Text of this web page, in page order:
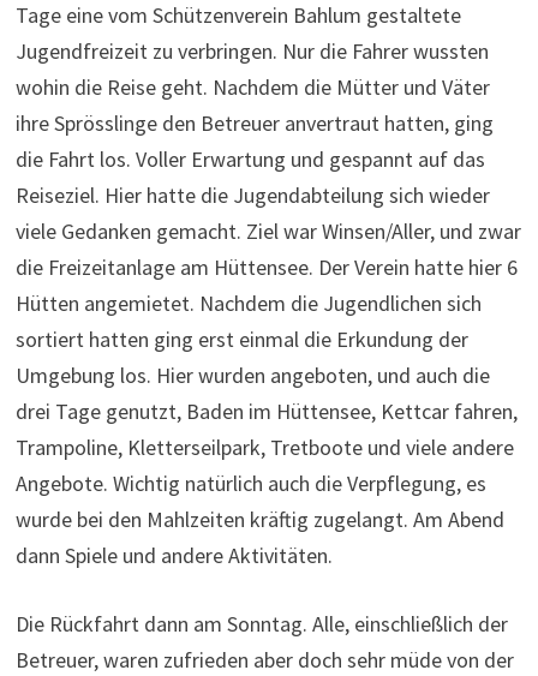
Tage eine vom Schützenverein Bahlum gestaltete
Jugendfreizeit zu verbringen. Nur die Fahrer wussten
wohin die Reise geht. Nachdem die Mütter und Väter
ihre Sprösslinge den Betreuer anvertraut hatten, ging
die Fahrt los. Voller Erwartung und gespannt auf das
Reiseziel. Hier hatte die Jugendabteilung sich wieder
viele Gedanken gemacht. Ziel war Winsen/Aller, und zwar
die Freizeitanlage am Hüttensee. Der Verein hatte hier 6
Hütten angemietet. Nachdem die Jugendlichen sich
sortiert hatten ging erst einmal die Erkundung der
Umgebung los. Hier wurden angeboten, und auch die
drei Tage genutzt, Baden im Hüttensee, Kettcar fahren,
Trampoline, Kletterseilpark, Tretboote und viele andere
Angebote. Wichtig natürlich auch die Verpflegung, es
wurde bei den Mahlzeiten kräftig zugelangt. Am Abend
dann Spiele und andere Aktivitäten.
Die Rückfahrt dann am Sonntag. Alle, einschließlich der
Betreuer, waren zufrieden aber doch sehr müde von der